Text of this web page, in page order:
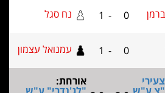
נח סגל
עמנואל עצמון
אורחת: